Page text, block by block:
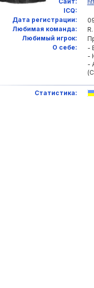
ICQ:
Дата регистрации:
Любимая команда:
Любимый игрок:
О себе:
-
-
-
Статистика: